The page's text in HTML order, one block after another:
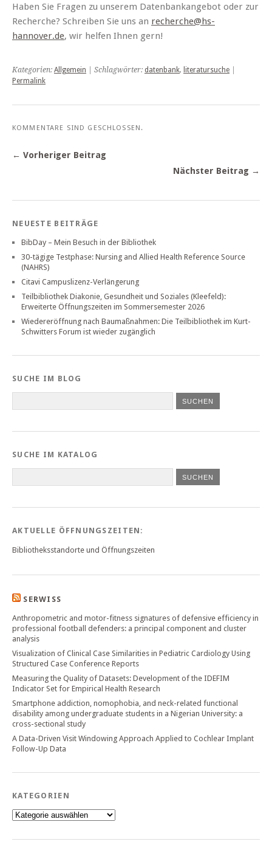
Haben Sie Fragen zu unserem Datenbankangebot oder zur
Recherche? Schreiben Sie uns an recherche@hs-
hannover.de, wir helfen Ihnen gern!
Kategorien: Allgemein | Schlagwörter: datenbank, literatursuche
Permalink
KOMMENTARE SIND GESCHLOSSEN.
← Vorheriger Beitrag
Nächster Beitrag →
NEUESTE BEITRÄGE
BibDay – Mein Besuch in der Bibliothek
30-tägige Testphase: Nursing and Allied Health Reference Source
(NAHRS)
Citavi Campuslizenz-Verlängerung
Teilbibliothek Diakonie, Gesundheit und Soziales (Kleefeld):
Erweiterte Öffnungszeiten im Sommersemester 2026
Wiedereröffnung nach Baumaßnahmen: Die Teilbibliothek im Kurt-
Schwitters Forum ist wieder zugänglich
SUCHE IM BLOG
SUCHE IM KATALOG
SUCHEN
AKTUELLE ÖFFNUNGSZEITEN:
Bibliotheksstandorte und Öffnungszeiten
SERWISS
Anthropometric and motor-fitness signatures of defensive efficiency in
professional football defenders: a principal component and cluster
analysis
Visualization of Clinical Case Similarities in Pediatric Cardiology Using
Structured Case Conference Reports
Measuring the Quality of Datasets: Development of the IDEFIM
Indicator Set for Empirical Health Research
Smartphone addiction, nomophobia, and neck-related functional
disability among undergraduate students in a Nigerian University: a
cross-sectional study
A Data-Driven Visit Windowing Approach Applied to Cochlear Implant
Follow-Up Data
KATEGORIEN
Kategorien